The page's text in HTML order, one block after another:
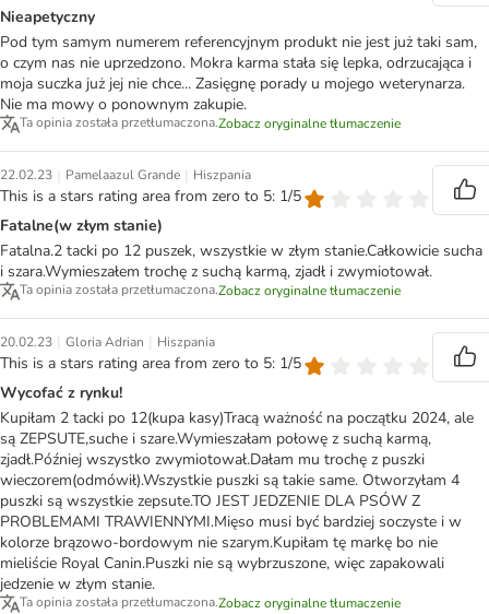
Nieapetyczny
Pod tym samym numerem referencyjnym produkt nie jest już taki sam,
o czym nas nie uprzedzono. Mokra karma stała się lepka, odrzucająca i
moja suczka już jej nie chce... Zasięgnę porady u mojego weterynarza.
Nie ma mowy o ponownym zakupie.
Ta opinia została przetłumaczona.Zobacz oryginalne tłumaczenie
22.02.23 | Pamelaazul Grande | Hiszpania
This is a stars rating area from zero to 5: 1/5
Fatalne(w złym stanie)
Fatalna.2 tacki po 12 puszek, wszystkie w złym stanie.Całkowicie sucha
i szara.Wymieszałem trochę z suchą karmą, zjadł i zwymiotował.
Ta opinia została przetłumaczona.Zobacz oryginalne tłumaczenie
20.02.23 | Gloria Adrian | Hiszpania
This is a stars rating area from zero to 5: 1/5
Wycofać z rynku!
Kupiłam 2 tacki po 12(kupa kasy)Tracą ważność na początku 2024, ale
są ZEPSUTE,suche i szare.Wymieszałam połowę z suchą karmą,
zjadł.Później wszystko zwymiotował.Dałam mu trochę z puszki
wieczorem(odmówił).Wszystkie puszki są takie same. Otworzyłam 4
puszki są wszystkie zepsute.TO JEST JEDZENIE DLA PSÓW Z
PROBLEMAMI TRAWIENNYMI.Mięso musi być bardziej soczyste i w
kolorze brązowo-bordowym nie szarym.Kupiłam tę markę bo nie
mieliście Royal Canin.Puszki nie są wybrzuszone, więc zapakowali
jedzenie w złym stanie.
Ta opinia została przetłumaczona.Zobacz oryginalne tłumaczenie